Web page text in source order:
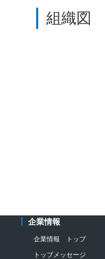
組織図
企業情報
企業情報 トップ
トップメッセージ